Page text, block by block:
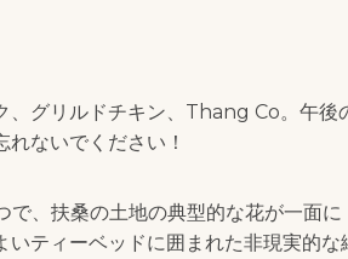
、グリルドチキン、Thang Co。午後
ないでください！
、扶桑の土地の典型的な花が一面に
ティーベッドに囲まれた非現実的な